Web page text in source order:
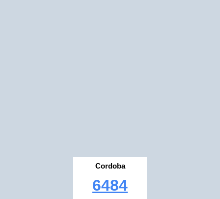
Cordoba
6484